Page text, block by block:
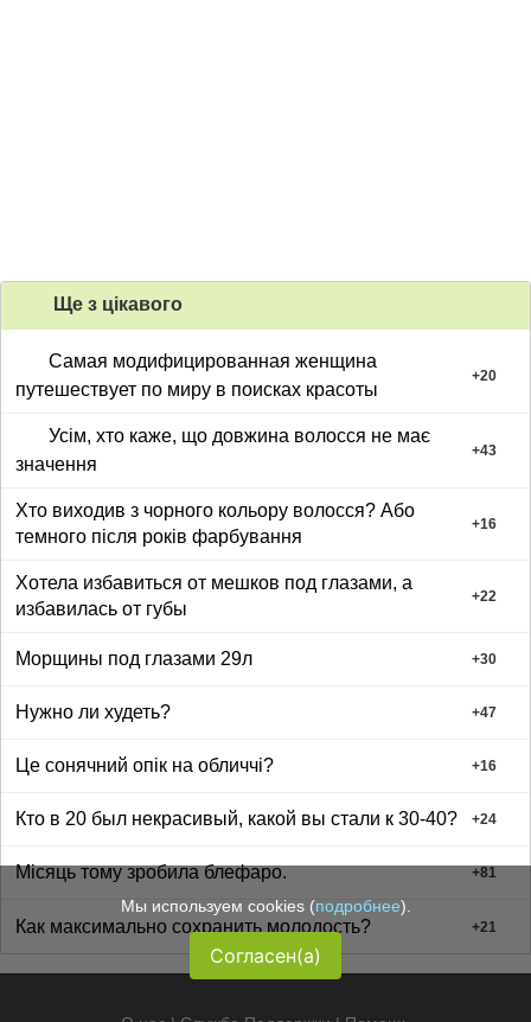
Ще з цiкавого
Самая модифицированная женщина
путешествует по миру в поисках красоты
+20
Усім, хто каже, що довжина волосся не має
значення
+43
Хто виходив з чорного кольору волосся? Або
темного після років фарбування
+16
Хотела избавиться от мешков под глазами, а
избавилась от губы
+22
Морщины под глазами 29л +30
Нужно ли худеть? +47
Це сонячний опік на обличчі? +16
Кто в 20 был некрасивый, какой вы стали к 30-40? +24
Місяць тому зробила блефаро. +81
Как максимально сохранить молодость? +21
Мы используем cookies (подробнее).
Согласен(а)